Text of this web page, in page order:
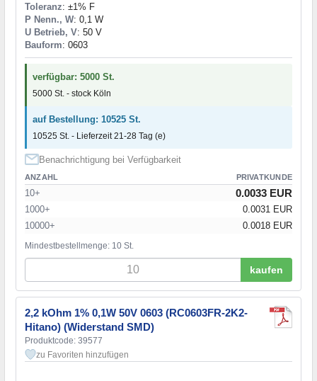
Toleranz: ±1% F
P Nenn., W: 0,1 W
U Betrieb, V: 50 V
Bauform: 0603
verfügbar: 5000 St.
5000 St. - stock Köln
auf Bestellung: 10525 St.
10525 St. - Lieferzeit 21-28 Tag (e)
Benachrichtigung bei Verfügbarkeit
ANZAHL PRIVATKUNDE
10+ 0.0033 EUR
1000+
0.0031 EUR
10000+
0.0018 EUR
Mindestbestellmenge: 10 St.
kaufen
2,2 kOhm 1% 0,1W 50V 0603 (RC0603FR-2K2-
Hitano) (Widerstand SMD)
Produktcode: 39577
zu Favoriten hinzufügen